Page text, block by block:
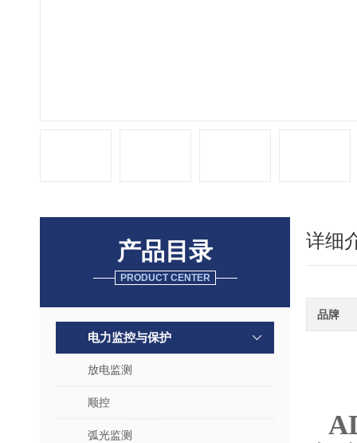
产品目录
PRODUCT CENTER
电力监控与保护
放电监测
顺控
弧光监测
详细
品牌